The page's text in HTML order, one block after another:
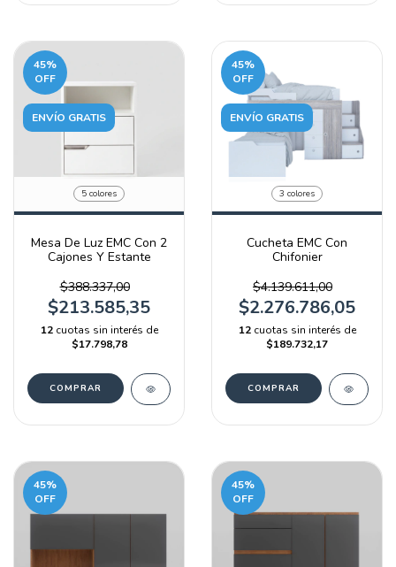
45%
OFF
ENVÍO GRATIS
5 colores
Mesa De Luz EMC Con 2
Cajones Y Estante
$388.337,00
$213.585,35
12 cuotas sin interés de
$17.798,78
COMPRAR
45%
OFF
ENVÍO GRATIS
3 colores
Cucheta EMC Con
Chifonier
$4.139.611,00
$2.276.786,05
12 cuotas sin interés de
$189.732,17
COMPRAR
45%
OFF
45%
OFF